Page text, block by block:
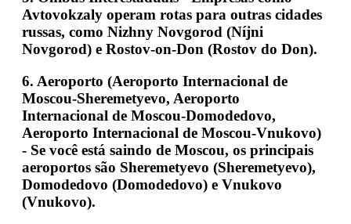
Avtovokzaly operam rotas para outras cidades
russas, como Nizhny Novgorod (Níjni
Novgorod) e Rostov-on-Don (Rostov do Don).
6. Aeroporto (Aeroporto Internacional de
Moscou-Sheremetyevo, Aeroporto
Internacional de Moscou-Domodedovo,
Aeroporto Internacional de Moscou-Vnukovo)
- Se você está saindo de Moscou, os principais
aeroportos são Sheremetyevo (Sheremetyevo),
Domodedovo (Domodedovo) e Vnukovo
(Vnukovo).